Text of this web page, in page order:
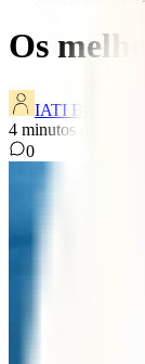
Os
IATI Blog
4 minutos de leitura
0